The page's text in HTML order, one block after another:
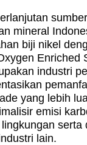
mineral
biji nikel
Enriched
industri
yang lebih
emisi
serta
lain.